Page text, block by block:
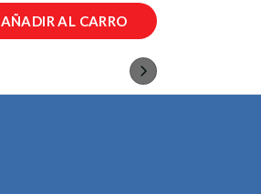
AÑADIR AL CARRO